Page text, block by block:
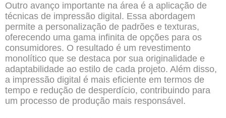
Outro avanço importante na área é a aplicação de
técnicas de impressão digital. Essa abordagem
permite a personalização de padrões e texturas,
oferecendo uma gama infinita de opções para os
consumidores. O resultado é um revestimento
monolítico que se destaca por sua originalidade e
adaptabilidade ao estilo de cada projeto. Além disso,
a impressão digital é mais eficiente em termos de
tempo e redução de desperdício, contribuindo para
um processo de produção mais responsável.